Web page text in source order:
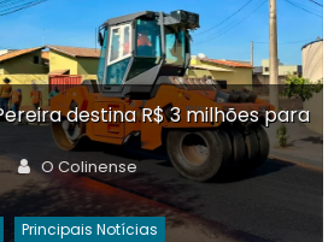
destina R$ 3 milhões para
Author
O Colinense
Principais Notícias